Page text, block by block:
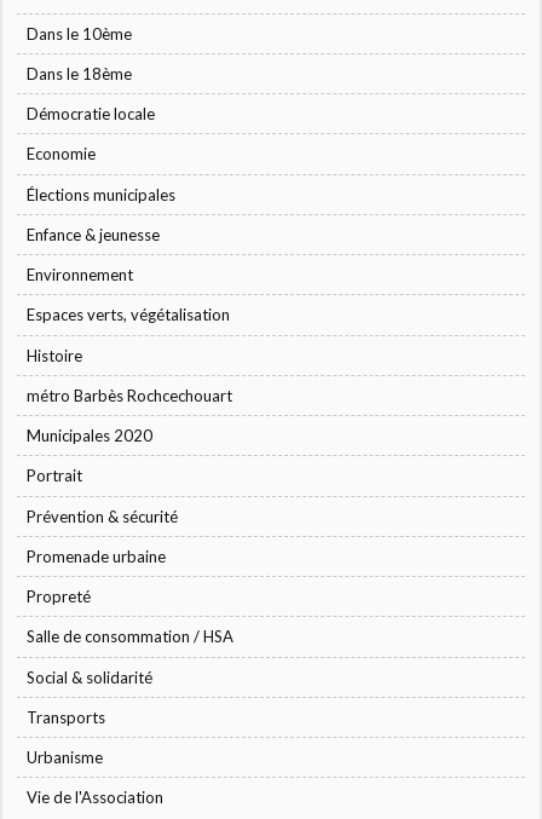
Dans le 10ème
Dans le 18ème
Démocratie locale
Economie
Élections municipales
Enfance & jeunesse
Environnement
Espaces verts, végétalisation
Histoire
métro Barbès Rochcechouart
Municipales 2020
Portrait
Prévention & sécurité
Promenade urbaine
Propreté
Salle de consommation / HSA
Social & solidarité
Transports
Urbanisme
Vie de l'Association